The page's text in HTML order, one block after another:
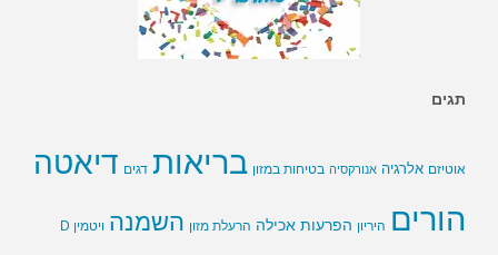
תגים
אוטיזם אלרגיה אנורקסיה בטיחות במזון בריאות דגים דיאטה
הורים היריון הפרעות אכילה הרעלת מזון השמנה ויטמין D